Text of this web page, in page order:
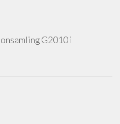
G2010 i